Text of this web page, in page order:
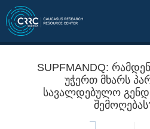
SUPFMANDQ:
უჭერთ მხარს
სავალდებულო